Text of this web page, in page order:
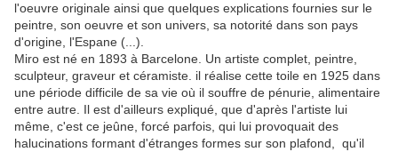
l'oeuvre originale ainsi que quelques explications fournies sur le
peintre, son oeuvre et son univers, sa notorité dans son pays
d'origine, l'Espane (...).
Miro est né en 1893 à Barcelone. Un artiste complet, peintre,
sculpteur, graveur et céramiste. il réalise cette toile en 1925 dans
une période difficile de sa vie où il souffre de pénurie, alimentaire
entre autre. Il est d'ailleurs expliqué, que d'après l'artiste lui
même, c'est ce jeûne, forcé parfois, qui lui provoquait des
halucinations formant d'étranges formes sur son plafond, qu'il